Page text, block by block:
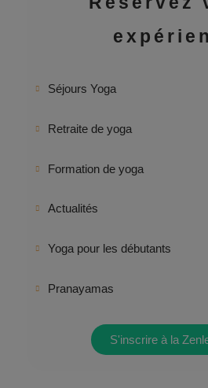
Séjours Yoga
Retraite de yoga
Formation de yoga
Actualités
Yoga pour les débutants
Pranayamas
S'inscrire à la